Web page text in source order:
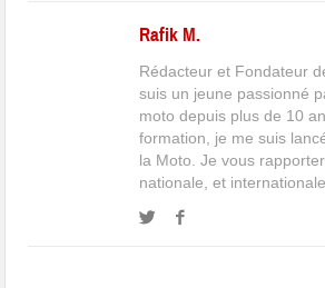
Rafik M.
Rédacteur et Fondateur
suis un jeune passionné
moto depuis plus de 10
formation, je me suis
la Moto. Je vous
nationale, et